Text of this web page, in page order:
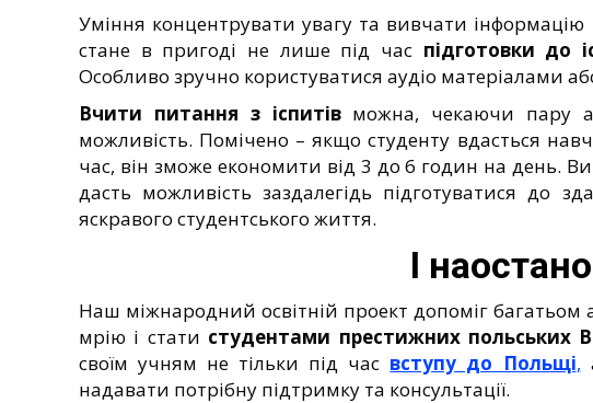
Уміння концентрувати увагу та вивчати
стане в пригоді не лише під час підготовки до
Особливо зручно користуватися аудіо матеріалами
Вчити питання з іспитівможна, чекаючи пару
можливість. Помічено – якщо студенту вдасться
час, він зможе економити від 3 до 6 годин на день.
дасть можливість заздалегідь підготуватися до
яскравого студентського життя.
І
Наш міжнародний освітній проект допоміг багатьом
мрію і стати студентами престижних польських
своїм учням не тільки під час вступу до Польщі,
надавати потрібну підтримку та консультації.